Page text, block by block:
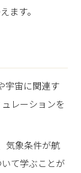
ます。
宇宙に関連す
レーションを
気象条件が航
て学ぶことが